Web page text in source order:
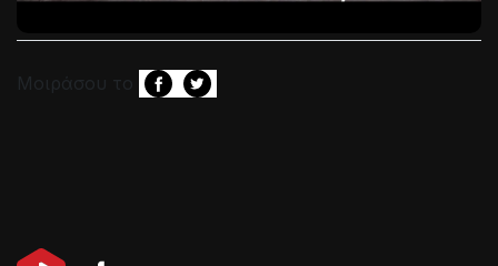
Μοιράσου το